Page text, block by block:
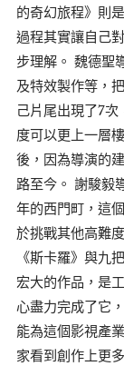
的奇幻旅程》則
過程其實讓自己
步理解。 魏德聖
及特效製作等，
己片尾出現了7
度可以更上一層
後，因為導演的
路至今。 謝駿毅
年的西門町，這
於挑戰其他高難
《斯卡羅》與九
宏大的作品，是
心盡力完成了它
能為這個影視產
家看到創作上更